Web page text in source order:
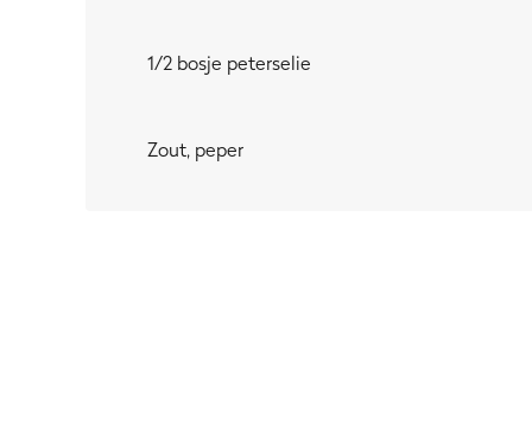
1/2 bosje peterselie
Zout, peper